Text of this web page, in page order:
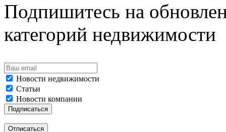
Подпишитесь на
категорий недвижимости
Новости недвижимости
Статьи
Новости компании